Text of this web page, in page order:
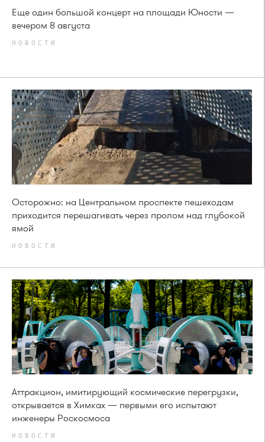
Еще один большой концерт на площади Юности —
вечером 8 августа
НОВОСТИ
Осторожно: на Центральном проспекте пешеходам
приходится перешагивать через пролом над глубокой
ямой
НОВОСТИ
Аттракцион, имитирующий космические перегрузки,
открывается в Химках — первыми его испытают
инженеры Роскосмоса
НОВОСТИ